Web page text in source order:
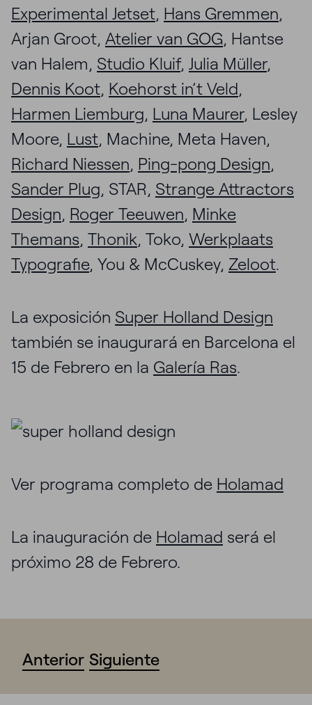
Experimental Jetset, Hans Gremmen,
Arjan Groot, Atelier van GOG, Hantse
van Halem, Studio Kluif, Julia Müller,
Dennis Koot, Koehorst in’t Veld,
Harmen Liemburg, Luna Maurer, Lesley
Moore, Lust, Machine, Meta Haven,
Richard Niessen, Ping-pong Design,
Sander Plug, STAR, Strange Attractors
Design, Roger Teeuwen, Minke
Themans, Thonik, Toko, Werkplaats
Typografie, You & McCuskey, Zeloot.
La exposición Super Holland Design
también se inaugurará en Barcelona el
15 de Febrero en la Galería Ras.
Ver programa completo de Holamad
La inauguración de Holamad será el
próximo 28 de Febrero.
Anterior Siguiente